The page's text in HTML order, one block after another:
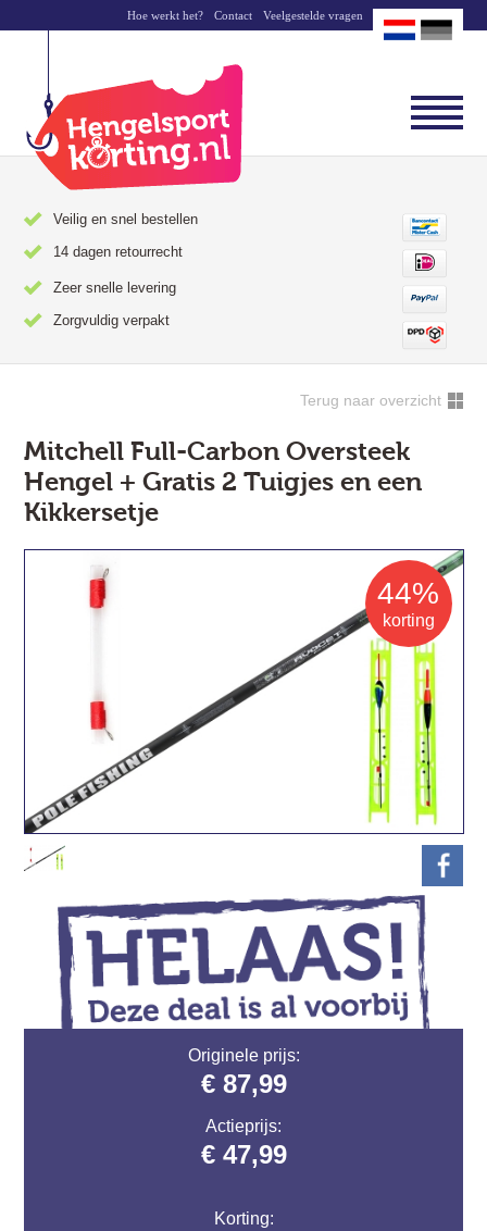
Hoe werkt het? Contact Veelgestelde vragen
Veilig en snel bestellen
14 dagen retourrecht
Zeer snelle levering
Zorgvuldig verpakt
Terug naar overzicht
Mitchell Full-Carbon Oversteek
Hengel + Gratis 2 Tuigjes en een
Kikkersetje
44%
korting
Originele prijs:
€ 87,99
Actieprijs:
€ 47,99
Korting: